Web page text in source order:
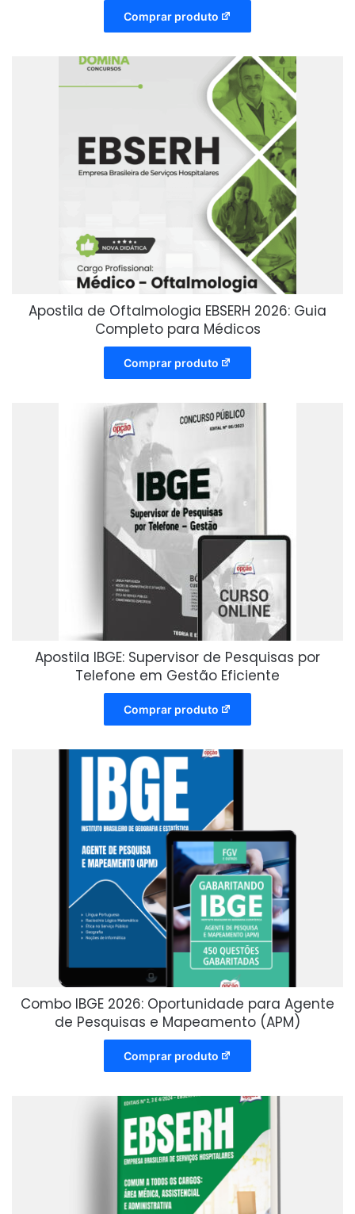
Comprar produto
Apostila de Oftalmologia EBSERH 2026: Guia
Completo para Médicos
Comprar produto
Apostila IBGE: Supervisor de Pesquisas por
Telefone em Gestão Eficiente
Comprar produto
Combo IBGE 2026: Oportunidade para Agente
de Pesquisas e Mapeamento (APM)
Comprar produto